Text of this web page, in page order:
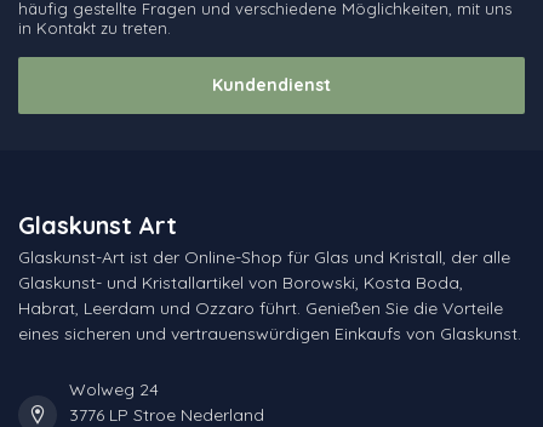
häufig gestellte Fragen und verschiedene Möglichkeiten, mit uns
in Kontakt zu treten.
Kundendienst
Glaskunst Art
Glaskunst-Art ist der Online-Shop für Glas und Kristall, der alle
Glaskunst- und Kristallartikel von Borowski, Kosta Boda,
Habrat, Leerdam und Ozzaro führt. Genießen Sie die Vorteile
eines sicheren und vertrauenswürdigen Einkaufs von Glaskunst.
Wolweg 24
3776 LP Stroe Nederland